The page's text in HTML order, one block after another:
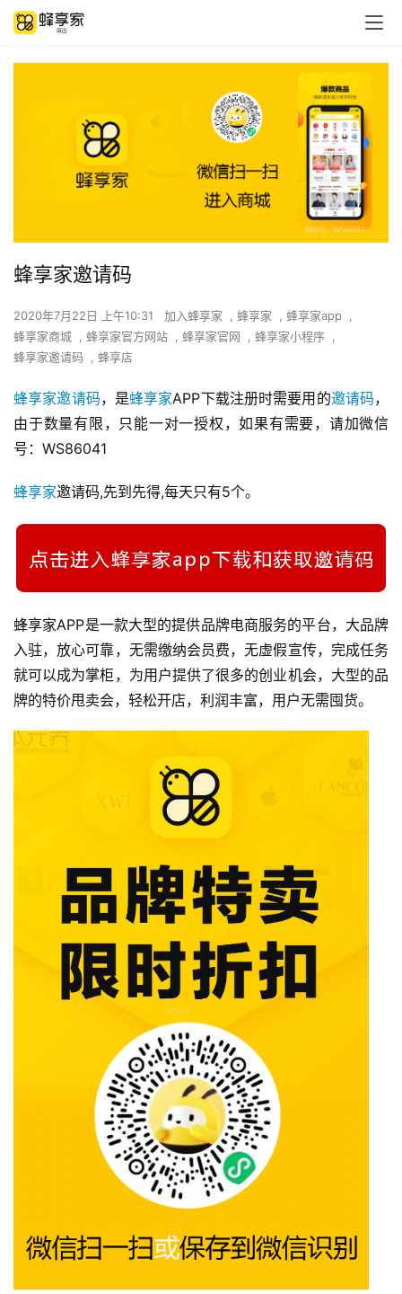
蜂享家邀请码
2020年7月22日 上午10:31 加入蜂享家 蜂享家 蜂享家app
蜂享家商城
蜂享家官方网站 蜂享家官网 蜂享家小程序
蜂享家邀请码
蜂享店
蜂享家邀请码，是蜂享家APP下载注册时需要用的邀请码，
由于数量有限，只能一对一授权，如果有需要，请加微信
号：WS86041
蜂享家邀请码,先到先得,每天只有5个。
蜂享家APP是一款大型的提供品牌电商服务的平台，大品牌
入驻，放心可靠，无需缴纳会员费，无虚假宣传，完成任务
就可以成为掌柜，为用户提供了很多的创业机会，大型的品
牌的特价甩卖会，轻松开店，利润丰富，用户无需囤货。